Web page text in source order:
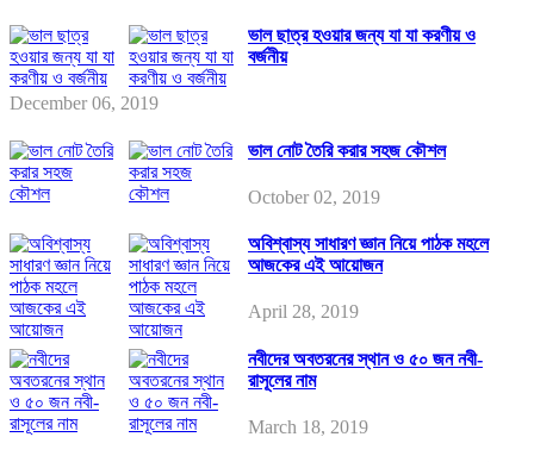
ভাল ছাত্র হওয়ার জন্য যা যা করণীয় ও
বর্জনীয়
December 06, 2019
ভাল নোট তৈরি করার সহজ কৌশল
October 02, 2019
অবিশ্বাস্য সাধারণ জ্ঞান নিয়ে পাঠক মহলে
আজকের এই আয়োজন
April 28, 2019
নবীদের অবতরনের স্থান ও ৫০ জন নবী-
রাসূলের নাম
March 18, 2019